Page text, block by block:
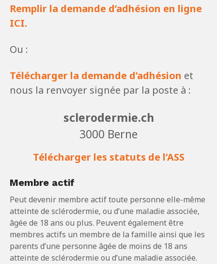
Remplir la demande d’adhésion en ligne
ICI.
Ou :
Télécharger la demande d’adhésion et
nous la renvoyer signée par la poste à :
sclerodermie.ch
3000 Berne
Télécharger les statuts de l’ASS
Membre actif
Peut devenir membre actif toute personne elle-même
atteinte de sclérodermie, ou d’une maladie associée,
âgée de 18 ans ou plus. Peuvent également être
membres actifs un membre de la famille ainsi que les
parents d’une personne âgée de moins de 18 ans
atteinte de sclérodermie ou d’une maladie associée.